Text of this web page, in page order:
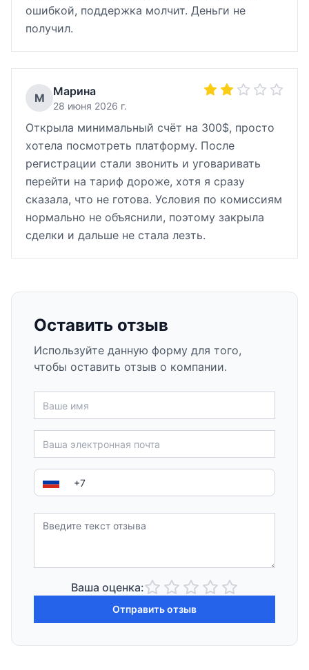
ошибкой, поддержка молчит. Деньги не
получил.
М Марина
28 июня 2026 г.
Открыла минимальный счёт на 300$, просто
хотела посмотреть платформу. После
регистрации стали звонить и уговаривать
перейти на тариф дороже, хотя я сразу
сказала, что не готова. Условия по комиссиям
нормально не объяснили, поэтому закрыла
сделки и дальше не стала лезть.
Оставить отзыв
Используйте данную форму для того,
чтобы оставить отзыв о компании.
Ваша оценка:
Отправить отзыв